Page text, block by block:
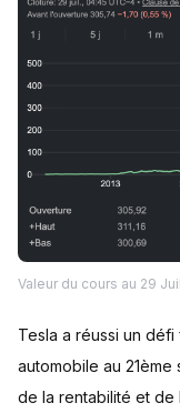
Valeur du cours au 29
Tesla a réussi un
automobile au
de la rentabilité et de